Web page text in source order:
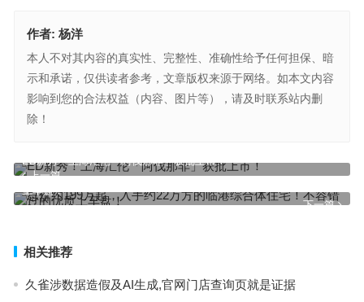
作者: 杨洋
本人不对其内容的真实性、完整性、准确性给予任何担保、暗
示和承诺，仅供读者参考，文章版权来源于网络。如本文内容
影响到您的合法权益（内容、图片等），请及时联系站内删
除！
上一篇
ED新秀！上海汇伦「阿伐那非」获批上市！
下一篇
总价约199万起，入手约22万方的临港综合体住宅！不容错过的优质
上车盘！
相关推荐
久雀涉数据造假及AI生成,官网门店查询页就是证据